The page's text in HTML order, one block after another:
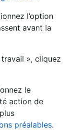
l’option
avant la
», cliquez
le
action de
préalables.